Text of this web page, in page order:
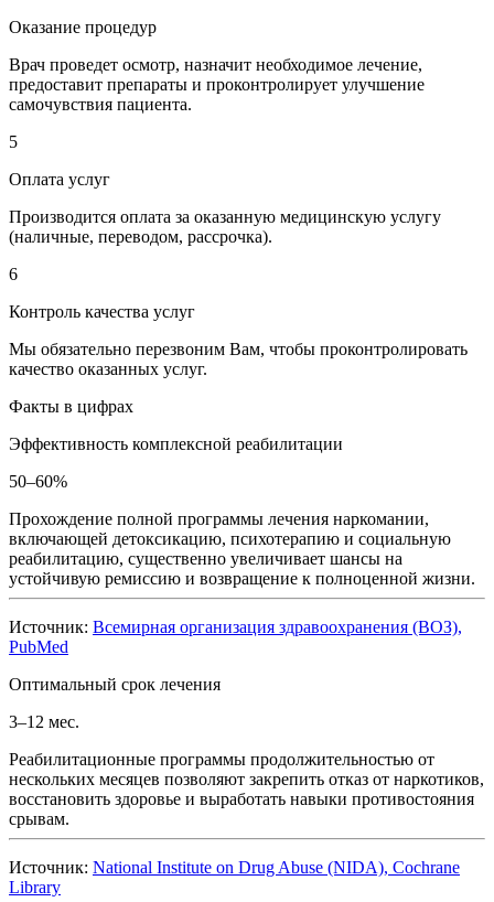
Оказание процедур
Врач проведет осмотр, назначит необходимое лечение,
предоставит препараты и проконтролирует улучшение
самочувствия пациента.
5
Оплата услуг
Производится оплата за оказанную медицинскую услугу
(наличные, переводом, рассрочка).
6
Контроль качества услуг
Мы обязательно перезвоним Вам, чтобы проконтролировать
качество оказанных услуг.
Факты в цифрах
Эффективность комплексной реабилитации
50–60%
Прохождение полной программы лечения наркомании,
включающей детоксикацию, психотерапию и социальную
реабилитацию, существенно увеличивает шансы на
устойчивую ремиссию и возвращение к полноценной жизни.
Источник: Всемирная организация здравоохранения (ВОЗ),
PubMed
Оптимальный срок лечения
3–12 мес.
Реабилитационные программы продолжительностью от
нескольких месяцев позволяют закрепить отказ от наркотиков,
восстановить здоровье и выработать навыки противостояния
срывам.
Источник: National Institute on Drug Abuse (NIDA), Cochrane
Library